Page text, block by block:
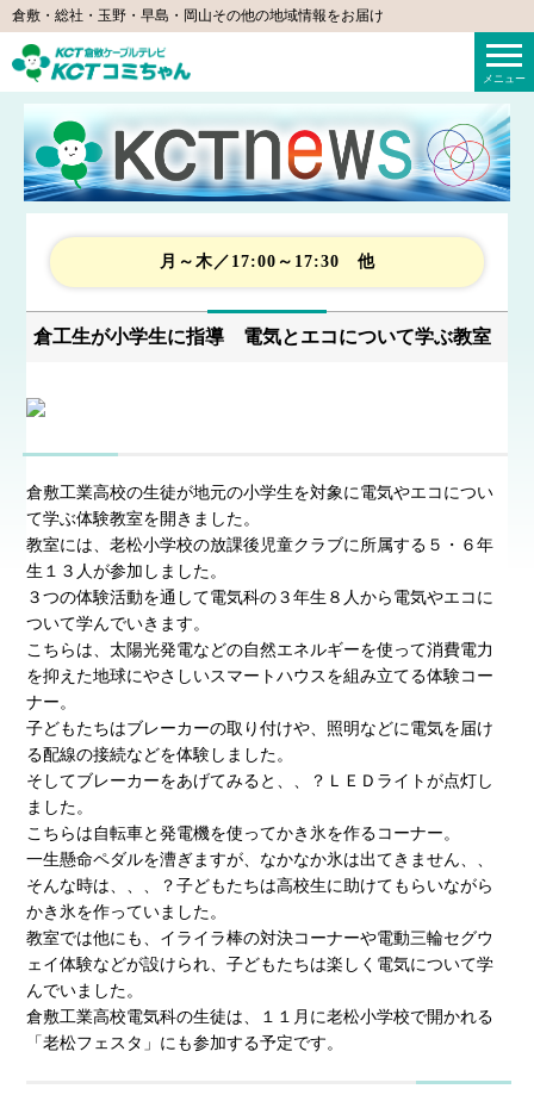
倉敷・総社・玉野・早島・岡山その他の地域情報をお届け
KCTコミちゃん（倉敷ケーブルテレビ）
メニュー
月～木／17:00～17:30 他
倉工生が小学生に指導 電気とエコについて学ぶ教室
倉敷工業高校の生徒が地元の小学生を対象に電気やエコについ
て学ぶ体験教室を開きました。
教室には、老松小学校の放課後児童クラブに所属する５・６年
生１３人が参加しました。
３つの体験活動を通して電気科の３年生８人から電気やエコに
ついて学んでいきます。
こちらは、太陽光発電などの自然エネルギーを使って消費電力
を抑えた地球にやさしいスマートハウスを組み立てる体験コー
ナー。
子どもたちはブレーカーの取り付けや、照明などに電気を届け
る配線の接続などを体験しました。
そしてブレーカーをあげてみると、、？ＬＥＤライトが点灯し
ました。
こちらは自転車と発電機を使ってかき氷を作るコーナー。
一生懸命ペダルを漕ぎますが、なかなか氷は出てきません、、
そんな時は、、、？子どもたちは高校生に助けてもらいながら
かき氷を作っていました。
教室では他にも、イライラ棒の対決コーナーや電動三輪セグウ
ェイ体験などが設けられ、子どもたちは楽しく電気について学
んでいました。
倉敷工業高校電気科の生徒は、１１月に老松小学校で開かれる
「老松フェスタ」にも参加する予定です。